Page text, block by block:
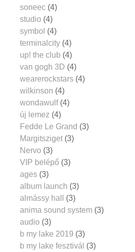
soneec (4)
studio (4)
symbol (4)
terminalcity (4)
up! the club (4)
van gogh 3D (4)
wearerockstars (4)
wilkinson (4)
wondawulf (4)
új lemez (4)
Fedde Le Grand (3)
Margitsziget (3)
Nervo (3)
VIP belépő (3)
ages (3)
album launch (3)
almássy hall
(3)
anima sound system (3)
audio (3)
b my lake 2019 (3)
b my lake fesztivál (3)